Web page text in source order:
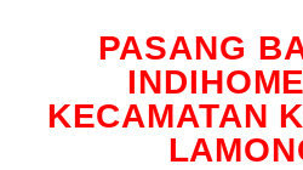
PASANG
KECAMATAN